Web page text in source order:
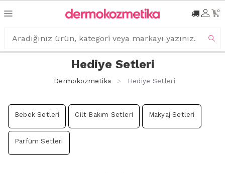
0
Hediye Setleri
Dermokozmetika Hediye Setleri
Bebek Setleri Cilt Bakım Setleri Makyaj Setleri
Parfüm Setleri